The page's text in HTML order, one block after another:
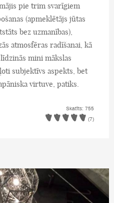
pie trim svarīgiem
(apmeklētājs jūtas
bez uzmanības),
atmosfēras radīšanai, kā
mini mākslas
subjektīvs aspekts, bet
virtuve, patiks.
Skatīts: 755
(7)